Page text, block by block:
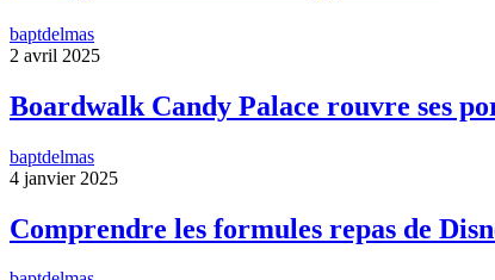
baptdelmas
2 avril 2025
Boardwalk Candy Palace rouvre ses
baptdelmas
4 janvier 2025
Comprendre les formules repas de